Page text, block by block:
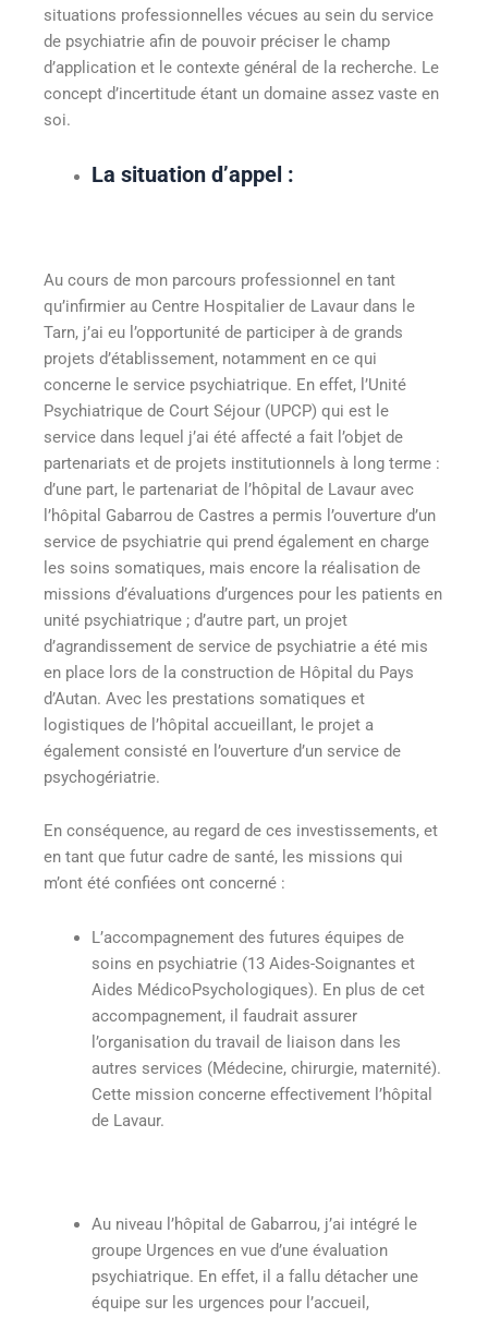
situations professionnelles vécues au sein du service
de psychiatrie afin de pouvoir préciser le champ
d’application et le contexte général de la recherche. Le
concept d’incertitude étant un domaine assez vaste en
soi.
La situation d’appel :
Au cours de mon parcours professionnel en tant
qu’infirmier au Centre Hospitalier de Lavaur dans le
Tarn, j’ai eu l’opportunité de participer à de grands
projets d’établissement, notamment en ce qui
concerne le service psychiatrique. En effet, l’Unité
Psychiatrique de Court Séjour (UPCP) qui est le
service dans lequel j’ai été affecté a fait l’objet de
partenariats et de projets institutionnels à long terme :
d’une part, le partenariat de l’hôpital de Lavaur avec
l’hôpital Gabarrou de Castres a permis l’ouverture d’un
service de psychiatrie qui prend également en charge
les soins somatiques, mais encore la réalisation de
missions d’évaluations d’urgences pour les patients en
unité psychiatrique ; d’autre part, un projet
d’agrandissement de service de psychiatrie a été mis
en place lors de la construction de Hôpital du Pays
d’Autan. Avec les prestations somatiques et
logistiques de l’hôpital accueillant, le projet a
également consisté en l’ouverture d’un service de
psychogériatrie.
En conséquence, au regard de ces investissements, et
en tant que futur cadre de santé, les missions qui
m’ont été confiées ont concerné :
L’accompagnement des futures équipes de
soins en psychiatrie (13 Aides-Soignantes et
Aides MédicoPsychologiques). En plus de cet
accompagnement, il faudrait assurer
l’organisation du travail de liaison dans les
autres services (Médecine, chirurgie, maternité).
Cette mission concerne effectivement l’hôpital
de Lavaur.
Au niveau l’hôpital de Gabarrou, j’ai intégré le
groupe Urgences en vue d’une évaluation
psychiatrique. En effet, il a fallu détacher une
équipe sur les urgences pour l’accueil,